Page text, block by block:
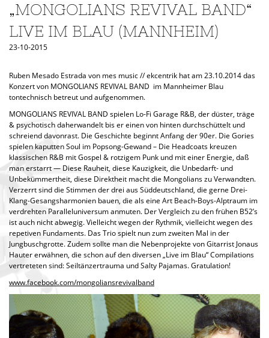
„MONGOLIANS REVIVAL BAND“
LIVE IM BLAU (MANNHEIM)
23-10-2015
Ruben Mesado Estrada von mes music // ekcentrik hat am 23.10.2014 das
Konzert von MONGOLIANS REVIVAL BAND im Mannheimer Blau
tontechnisch betreut und aufgenommen.
MONGOLIANS REVIVAL BAND spielen Lo-Fi Garage R&B, der düster, träge
& psychotisch daherwandelt bis er einen von hinten durchschüttelt und
schreiend davonrast. Die Geschichte beginnt Anfang der 90er. Die Gories
spielen kaputten Soul im Popsong-Gewand – Die Headcoats kreuzen
klassischen R&B mit Gospel & rotzigem Punk und mit einer Energie, daß
man erstarrt — Diese Rauheit, diese Kauzigkeit, die Unbedarft- und
Unbekümmertheit, diese Direktheit macht die Mongolians zu Verwandten.
Verzerrt sind die Stimmen der drei aus Süddeutschland, die gerne Drei-
Klang-Gesangsharmonien bauen, die als eine Art Beach-Boys-Alptraum im
verdrehten Paralleluniversum anmuten. Der Vergleich zu den frühen B52’s
ist auch nicht abwegig. Vielleicht wegen der Rythmik, vielleicht wegen des
repetiven Fundaments. Das Trio spielt nun zum zweiten Mal in der
Jungbuschgrotte. Zudem sollte man die Nebenprojekte von Gitarrist Jonaus
Hauter erwähnen, die schon auf den diversen „Live im Blau“ Compilations
vertreteten sind: Seiltänzertrauma und Salty Pajamas. Gratulation!
www.facebook.com/mongoliansrevivalband